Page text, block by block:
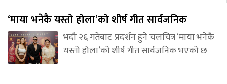
‘माया भनेकै यस्तो होला’को शीर्ष गीत सार्वजनिक
भदौ २६ गतेबाट प्रदर्शन हुने चलचित्र ‘माया भनेकै
यस्तो होला’को शीर्ष गीत सार्वजनिक भएको छ